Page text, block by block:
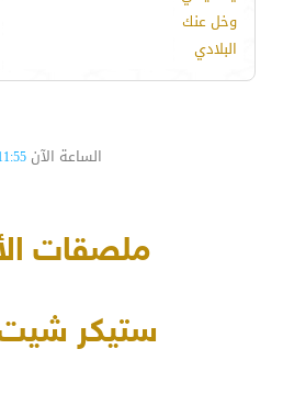
وخل عنك
البلادي
الساعة الآن PM
ملصقات
ستيكر